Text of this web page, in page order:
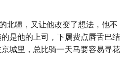
北疆，又让他改变了想法，他不
是他的上司，下属费点唇舌巴结
城里，总比骑一天马要容易寻花